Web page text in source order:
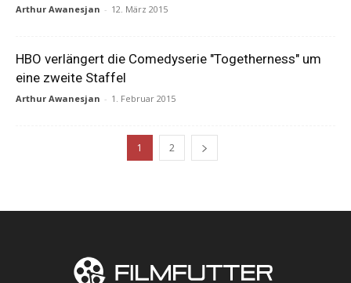
Arthur Awanesjan - 12. März 2015
HBO verlängert die Comedyserie "Togetherness" um
eine zweite Staffel
Arthur Awanesjan - 1. Februar 2015
1 2